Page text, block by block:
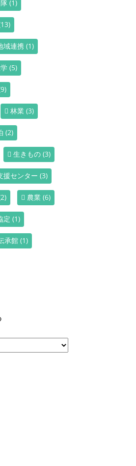
(1)
域連携 (1)
(5)
林業 (3)
(2)
生きもの (3)
援センター (3)
農業 (6)
定 (1)
承館 (1)